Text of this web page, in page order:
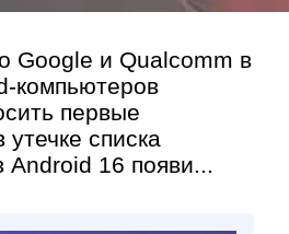
Google и Qualcomm в
компьютеров
первые
списка
Android 16 появи...